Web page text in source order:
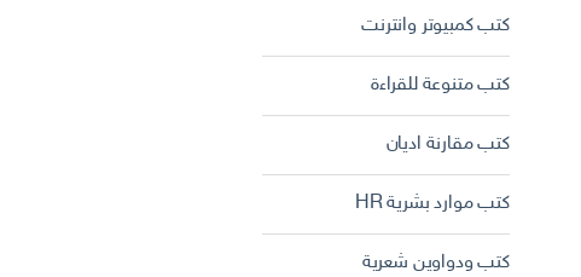
كتب كمبيوتر وانترنت
كتب متنوعة للقراءة
كتب مقارنة اديان
كتب موارد بشرية HR
كتب ودواوين شعرية